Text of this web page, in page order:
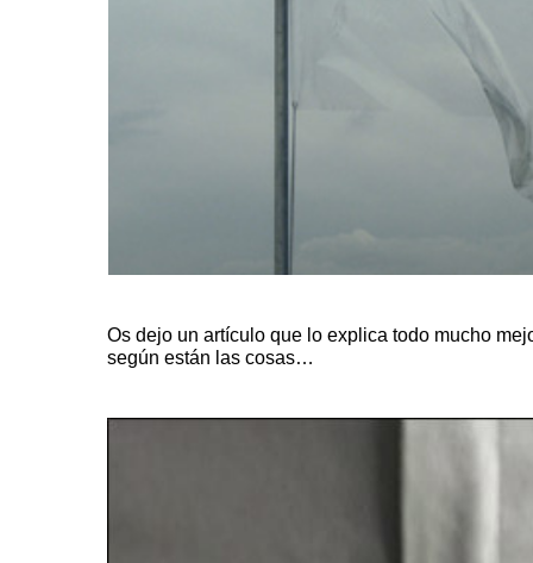
Os dejo un artículo que lo explica todo mucho
según están las cosas…